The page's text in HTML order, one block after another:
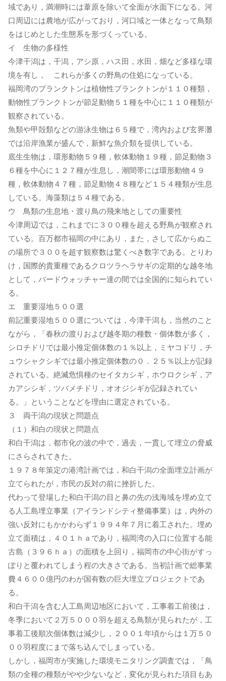
域であり，満潮時には葦原を除いて全面が水面下になる。河
口周辺には農地が広がっており，河口域と一体となって鳥類
をはじめとした生態系を形づくっている。
イ 生物の多様性
今津干潟は，干潟，アシ原，ハス田，水田，畑など多様な環
境を有し， これらが多くの野鳥の住処になっている。
福岡湾のプランクトンは植物性プランクトンが１１０種類，
動物性プランクトンが節足動物５１種を中心に１１０種類が
観察されている。
魚類や甲殻類などの游泳生物は６５種で，湾内および玄界灘
では沿岸漁業が盛んで，新鮮な魚介類を提供している。
底生生物は，環形動物５９種，軟体動物１９種，節足動物３
６種を中心に１２７種が生息し，潮間帯には環形動物４９
種，軟体動物４７種，節足動物４８種など１５４種類が生息
している。海藻類は５４種である。
ウ 鳥類の生息地・渡り鳥の飛来地としての重要性
今津周辺では，これまでに３００種を超える野鳥が観察され
ている。百万都市福岡の中にあり，また，さして広からぬこ
の場所で３００を超す観察数は驚くべき数字である。とりわ
け，国際的貴重種であるクロツラヘラサギの定期的な越冬地
として，バードウォッチャー達の間では全国的に知られてい
る。
エ 重要湿地５００選
前記重要湿地５００選については，今津干潟も，当然のこと
ながら，「春秋の渡りおよび越冬期の種数・個体数が多く，
シロチドリでは最小推定個体数の１％以上，ミヤコドリ，チ
ュウシャクシギでは最小推定個体数の０．２５％以上が記録
されている。絶滅危惧種のセイタカシギ，ホウロクシギ，ア
カアシシギ，ツバメチドリ，オオジシギが記録されてい
る。」ということなどを理由に選定されている。
３ 両干潟の現状と問題点
（１）和白の現状と問題点
和白干潟は，都市化の波の中で，過去，一貫して埋立の脅威
にさらされてきた。
１９７８年策定の港湾計画では，和白干潟の全面埋立計画が
立てられたが，市民の反対の前に挫折した。
代わって登場した和白干潟の目と鼻の先の浅海域を埋め立て
る人工島埋立事業（アイランドシティ整備事業）は，内外の
強い反対にもかかわらず１９９４年７月に着工された。埋め
立て面積は，４０１ｈａであり，福岡湾の入口に位置する能
古島（３９６ｈａ）の面積を上回り，福岡市の中心街がすっ
ぽりと覆われてしまう程の大きさである。当初計画で総事業
費４６００億円のわが国有数の巨大埋立プロジェクトであ
る。
和白干潟を含む人工島周辺地区において，工事着工前後は，
冬季において２万５０００羽を超える鳥類が見られたが，工
事着工後順次個体数は減少し，２００１年頃からは１万５０
００羽程度にまで落ち込んでしまっている。
しかし，福岡市が実施した環境モニタリング調査では，「鳥
類の全種の種類がやや少ないなど，変化が見られた項目もあ